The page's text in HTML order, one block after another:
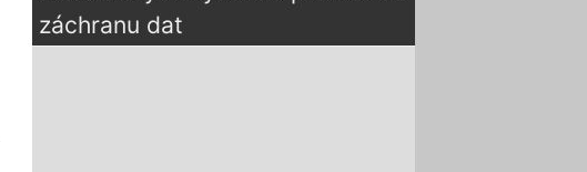
záchranu dat